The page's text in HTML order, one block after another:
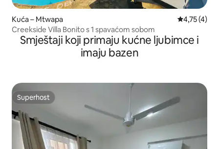
Kuća – Mtwapa Prosječna
4,75 (4)
Creekside Villa Bonito s 1 spavaćom sobom
Smještaji koji primaju kućne ljubimce i
imaju bazen
Superhost
Superhost